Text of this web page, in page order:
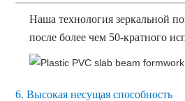
Наша технология зеркальной
после более чем 50-кратного
6. Высокая несущая способность